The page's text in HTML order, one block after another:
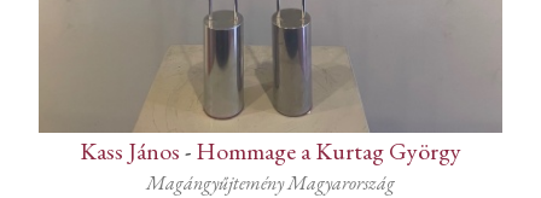
Kass János-Hommage a Kurtag György
Magángyűjtemény Magyarország